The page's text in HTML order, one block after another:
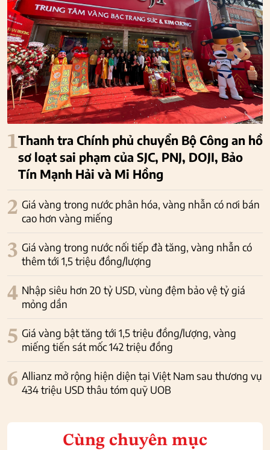
1Thanh tra Chính phủ chuyển Bộ Công an hồ
sơ loạt sai phạm của SJC, PNJ, DOJI, Bảo
Tín Mạnh Hải và Mi Hồng
2 Giá vàng trong nước phân hóa, vàng nhẫn có nơi bán
cao hơn vàng miếng
3 Giá vàng trong nước nối tiếp đà tăng, vàng nhẫn có
thêm tới 1,5 triệu đồng/lượng
4 Nhập siêu hơn 20 tỷ USD, vùng đệm bảo vệ tỷ giá
mỏng dần
5 Giá vàng bật tăng tới 1,5 triệu đồng/lượng, vàng
miếng tiến sát mốc 142 triệu đồng
6 Allianz mở rộng hiện diện tại Việt Nam sau thương vụ
434 triệu USD thâu tóm quỹ UOB
Cùng chuyên mục